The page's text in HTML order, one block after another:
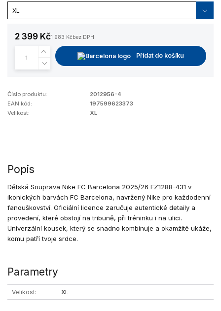
2 399 Kč1 983 Kčbez DPH
Přidat do košíku
Číslo produktu:
2012956-4
EAN kód:
197599623373
Velikost:
XL
Popis
Dětská Souprava Nike FC Barcelona 2025/26 FZ1288-431 v
ikonických barvách FC Barcelona, navržený Nike pro každodenní
fanouškovství. Oficiální licence zaručuje autentické detaily a
provedení, které obstojí na tribuně, při tréninku i na ulici.
Univerzální kousek, který se snadno kombinuje a okamžitě ukáže,
komu patří tvoje srdce.
Parametry
Velikost XL